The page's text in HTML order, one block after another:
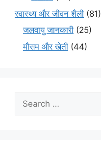
स्वास्थ्य और जीवन शैली (81)
जलवायु जानकारी (25)
मौसम और खेती (44)